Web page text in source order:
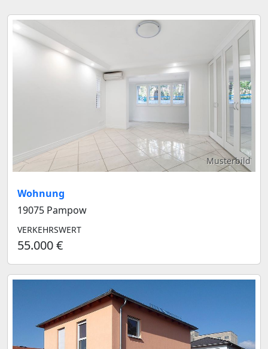
Musterbild
Wohnung
19075 Pampow
VERKEHRSWERT
55.000 €